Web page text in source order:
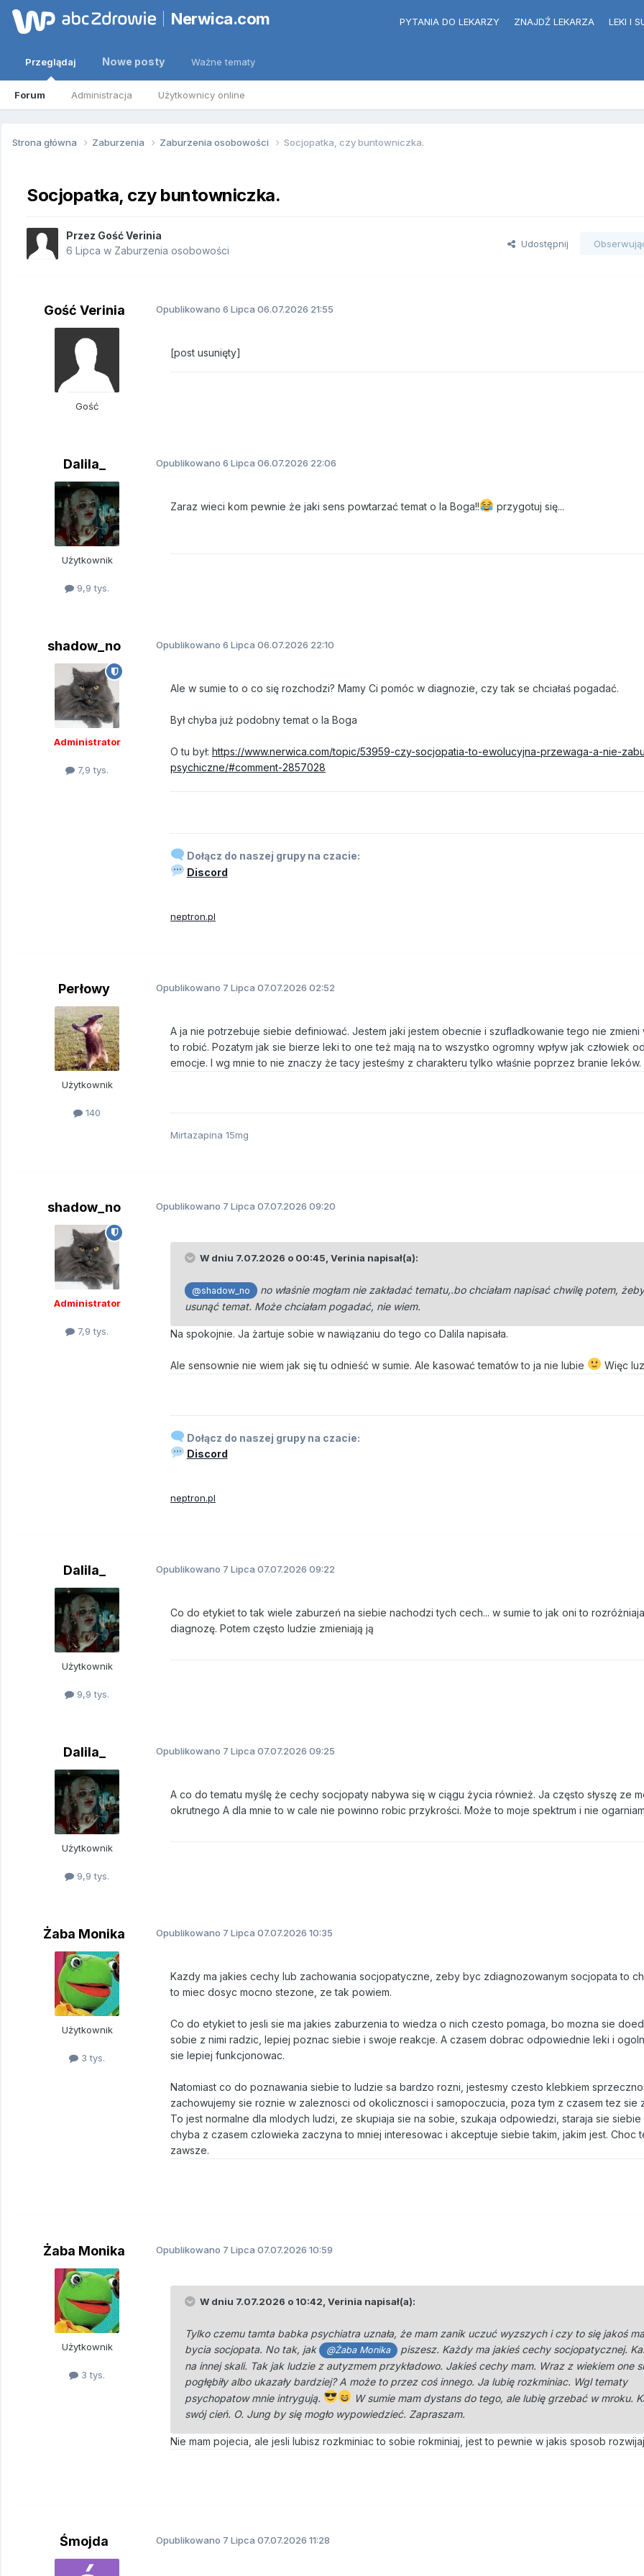
Nerwica.com PYTANIA DO LEKARZY ZNAJDŹ LEKARZA LEKI I
Przeglądaj
Forum Administracja Użytkownicy online
Nowe posty Ważne tematy
Strona główna Zaburzenia Zaburzenia osobowości Socjopatka, czy buntowniczka.
Socjopatka, czy buntowniczka.
Przez Gość Verinia
6 Lipca w Zaburzenia osobowości
Udostępnij
Gość Verinia
Gość
Opublikowano 6 Lipca 06.07.2026 21:55
[post usunięty]
Dalila_
Użytkownik
9,9 tys.
Opublikowano 6 Lipca 06.07.2026 22:06
Zaraz wieci kom pewnie że jaki sens powtarzać temat o la Boga!! przygotuj się...
shadow_no
Administrator
7,9 tys.
Opublikowano 6 Lipca 06.07.2026 22:10
Ale w sumie to o co się rozchodzi? Mamy Ci pomóc w diagnozie, czy tak se chciałaś pogadać.
Był chyba już podobny temat o la Boga
O tu był: https://www.nerwica.com/topic/53959-czy-socjopatia-to-ewolucyjna-przewaga-a-nie-
psychiczne/#comment-2857028
Dołącz do naszej grupy na czacie:
Discord
neptron.pl
Perłowy
Użytkownik
140
Opublikowano 7 Lipca 07.07.2026 02:52
A ja nie potrzebuje siebie definiować. Jestem jaki jestem obecnie i szufladkowanie tego nie zmieni
to robić. Pozatym jak sie bierze leki to one też mają na to wszystko ogromny wpływ jak człowiek
emocje. I wg mnie to nie znaczy że tacy jesteśmy z charakteru tylko właśnie poprzez branie leków.
Mirtazapina 15mg
shadow_no
Administrator
7,9 tys.
Opublikowano 7 Lipca 07.07.2026 09:20
W dniu 7.07.2026 o 00:45, Verinia napisał(a):
@shadow_no
no właśnie mogłam nie zakładać tematu,.bo chciałam napisać chwilę potem,
usunąć temat. Może chciałam pogadać, nie wiem.
Na spokojnie. Ja żartuje sobie w nawiązaniu do tego co Dalila napisała.
Ale sensownie nie wiem jak się tu odnieść w sumie. Ale kasować tematów to ja nie lubie Więc
Dołącz do naszej grupy na czacie:
Discord
neptron.pl
Dalila_
Użytkownik
9,9 tys.
Opublikowano 7 Lipca 07.07.2026 09:22
Co do etykiet to tak wiele zaburzeń na siebie nachodzi tych cech... w sumie to jak oni to
diagnozę. Potem często ludzie zmieniają ją
Dalila_
Użytkownik
9,9 tys.
Opublikowano 7 Lipca 07.07.2026 09:25
A co do tematu myślę że cechy socjopaty nabywa się w ciągu życia również. Ja często słyszę ze
okrutnego A dla mnie to w cale nie powinno robic przykrości. Może to moje spektrum i nie
Żaba Monika
Użytkownik
3 tys.
Opublikowano 7 Lipca 07.07.2026 10:35
Kazdy ma jakies cechy lub zachowania socjopatyczne, zeby byc zdiagnozowanym socjopata to
to miec dosyc mocno stezone, ze tak powiem.
Co do etykiet to jesli sie ma jakies zaburzenia to wiedza o nich czesto pomaga, bo mozna sie
sobie z nimi radzic, lepiej poznac siebie i swoje reakcje. A czasem dobrac odpowiednie leki i
sie lepiej funkcjonowac.
Natomiast co do poznawania siebie to ludzie sa bardzo rozni, jestesmy czesto klebkiem
zachowujemy sie roznie w zaleznosci od okolicznosci i samopoczucia, poza tym z czasem tez sie
To jest normalne dla mlodych ludzi, ze skupiaja sie na sobie, szukaja odpowiedzi, staraja sie siebie
chyba z czasem czlowieka zaczyna to mniej interesowac i akceptuje siebie takim, jakim jest. Choc
zawsze.
Żaba Monika
Użytkownik
3 tys.
Opublikowano 7 Lipca 07.07.2026 10:59
W dniu 7.07.2026 o 10:42, Verinia napisał(a):
Tylko czemu tamta babka psychiatra uznała, że mam zanik uczuć wyzszych i czy to się jakoś
bycia socjopata. No tak, jak
@Żaba Monika
piszesz. Każdy ma jakieś cechy socjopatycznej.
na innej skali. Tak jak ludzie z autyzmem przykładowo. Jakieś cechy mam. Wraz z wiekiem one
pogłębiły albo ukazały bardziej? A może to przez coś innego. Ja lubię rozkminiac. Wgl tematy
psychopatow mnie intrygują.
W sumie mam dystans do tego, ale lubię grzebać w mroku.
swój cień. O. Jung by się mogło wypowiedzieć. Zapraszam.
Nie mam pojecia, ale jesli lubisz rozkminiac to sobie rokminiaj, jest to pewnie w jakis sposob
Śmojda Opublikowano 7 Lipca 07.07.2026 11:28